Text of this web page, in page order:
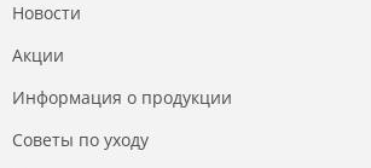
Новости
Акции
Информация о продукции
Советы по уходу